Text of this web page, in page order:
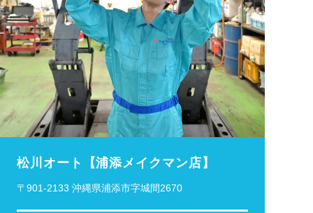
松川オート【浦添メイクマン店】
〒901-2133 沖縄県浦添市字城間2670